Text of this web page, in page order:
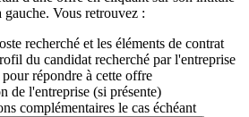
Vous retrouvez :
recherché et les éléments de contrat
du candidat recherché par l'entreprise
répondre à cette offre
de l'entreprise (si présente)
complémentaires le cas échéant